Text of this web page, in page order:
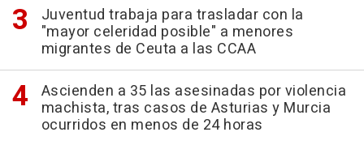
Juventud trabaja para trasladar con la
"mayor celeridad posible" a menores
migrantes de Ceuta a las CCAA
Ascienden a 35 las asesinadas por violencia
machista, tras casos de Asturias y Murcia
ocurridos en menos de 24 horas